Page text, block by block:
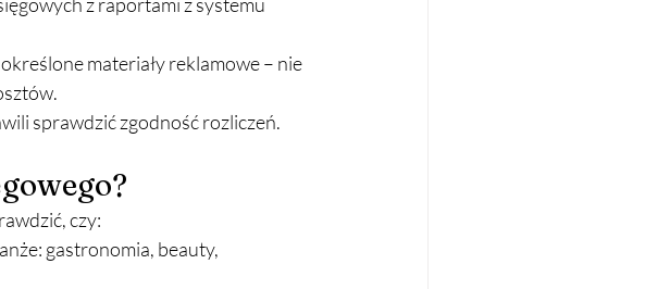
materiały reklamowe – nie
sprawdzić zgodność rozliczeń.
czy:
gastronomia, beauty,